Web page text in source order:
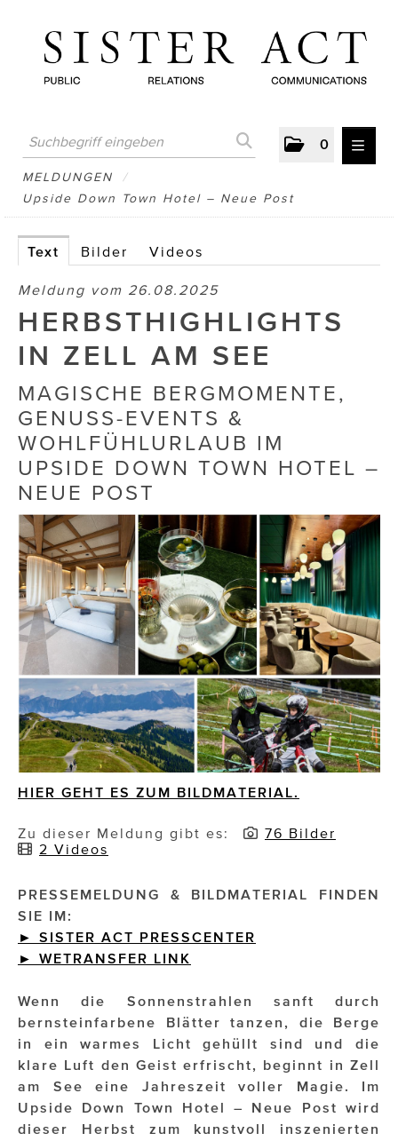
0
MELDUNGEN
ATELIER FĒ.
BERTRAMS
BewusstSchein
Brigitta Nemeth Art
CUBE
Die Dudlerei
Dominic Marcus Singer
Dominique Scharax – Move Mind Breath
Dr. Albert Fuchs
Élan Flow
Foodsavers
FREIHERZ
FRISTADS
FR!TZ EYEWEAR
GHOST BASTARD
GymBeam
Impressionisten
JOOLZ
JUWELIER WAGNER
NEVER AGE NUTRITION
Nina Kraft – Kraft Media Minds
NORMAL
MELDUNGEN
/
Upside Down Town Hotel – Neue Post
Text Bilder Videos
Meldung vom 26.08.2025
HERBSTHIGHLIGHTS
IN ZELL AM SEE
MAGISCHE BERGMOMENTE,
GENUSS-EVENTS &
WOHLFÜHLURLAUB IM
UPSIDE DOWN TOWN HOTEL –
NEUE POST
HIER GEHT ES ZUM BILDMATERIAL.
Zu dieser Meldung gibt es:
76 Bilder
2 Videos
PRESSEMELDUNG & BILDMATERIAL FINDEN
SIE IM:
► SISTER ACT PRESSCENTER
► WETRANSFER LINK
Wenn die Sonnenstrahlen sanft durch
bernsteinfarbene Blätter tanzen, die Berge
in ein warmes Licht gehüllt sind und die
klare Luft den Geist erfrischt, beginnt in Zell
am See eine Jahreszeit voller Magie. Im
Upside Down Town Hotel – Neue Post wird
dieser Herbst zum kunstvoll inszenierten